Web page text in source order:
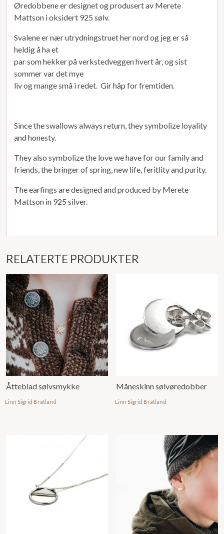
Øredobbene er designet og produsert av Merete
Mattson i oksidert 925 sølv.
Svalene er nær utrydningstruet her nord og jeg er så
heldig å ha et
par som hekker på verkstedveggen hvert år, og sist
sommer var det mye
liv og mange små i redet. Gir håp for fremtiden.
Since the swallows always return, they symbolize loyality
and honesty.
They also symbolize the love we have for our family and
friends, the bringer of spring, new life, feritlity and purity.
The earfings are designed and produced by Merete
Mattson in 925 silver.
RELATERTE PRODUKTER
Åtteblad sølvsmykke
Linn Sigrid Bratland
Måneskinn sølvøredobber
Linn Sigrid Bratland